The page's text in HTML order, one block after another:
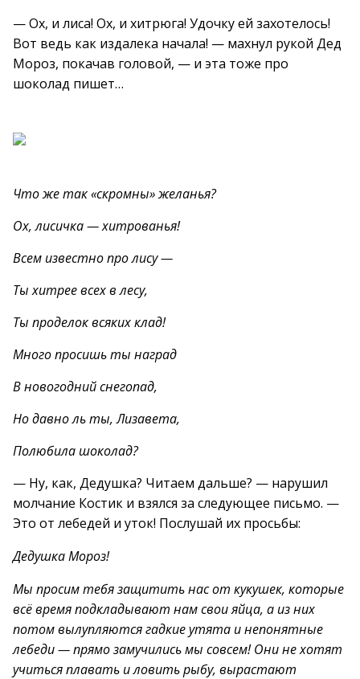
— Ох, и лиса! Ох, и хитрюга! Удочку ей захотелось!
Вот ведь как издалека начала! — махнул рукой Дед
Мороз, покачав головой, — и эта тоже про
шоколад пишет…
Что же так «скромны» желанья?
Ох, лисичка — хитрованья!
Всем известно про лису —
Ты хитрее всех в лесу,
Ты проделок всяких клад!
Много просишь ты наград
В новогодний снегопад,
Но давно ль ты, Лизавета,
Полюбила шоколад?
— Ну, как, Дедушка? Читаем дальше? — нарушил
молчание Костик и взялся за следующее письмо. —
Это от лебедей и уток! Послушай их просьбы:
Дедушка Мороз!
Мы просим тебя защитить нас от кукушек, которые
всё время подкладывают нам свои яйца, а из них
потом вылупляются гадкие утята и непонятные
лебеди — прямо замучились мы совсем! Они не хотят
учиться плавать и ловить рыбу, вырастают